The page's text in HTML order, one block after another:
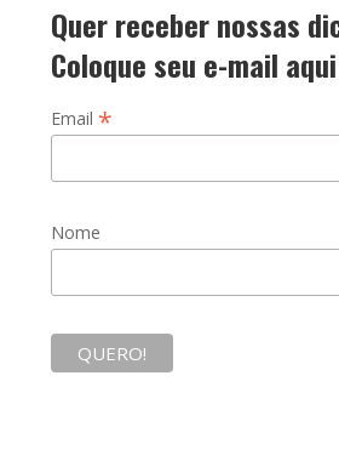
Quer receber nossas
Coloque seu e-mail
Email *
Nome